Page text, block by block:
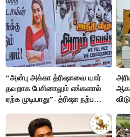
“அன்பு அக்கா த்ரிஷாவை யார்
தவறாக பேசினாலும் எங்களால்
ஏற்க முடியாது”- த்ரிஷா நற்பணி
ஆக.